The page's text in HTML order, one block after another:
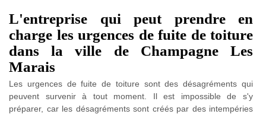
L'entreprise qui peut prendre en
charge les urgences de fuite de toiture
dans la ville de Champagne Les
Marais
Les urgences de fuite de toiture sont des désagréments qui
peuvent survenir à tout moment. Il est impossible de s'y
préparer, car les désagréments sont créés par des intempéries